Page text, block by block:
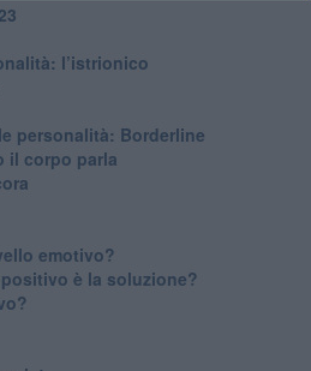
l’istrionico
personalità: Borderline
il corpo parla
emotivo?
è la soluzione?